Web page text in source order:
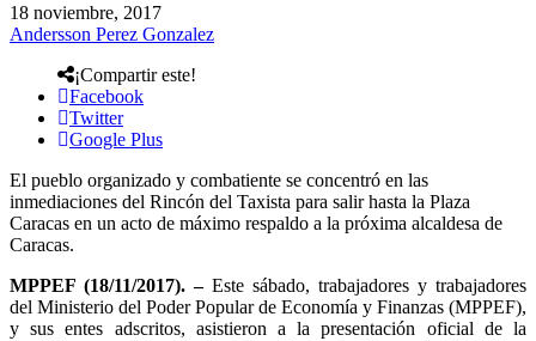
18 noviembre, 2017
Andersson Perez Gonzalez
¡Compartir este!
Facebook
Twitter
Google Plus
El pueblo organizado y combatiente se concentró en las
inmediaciones del Rincón del Taxista para salir hasta la Plaza
Caracas en un acto de máximo respaldo a la próxima alcaldesa de
Caracas.
MPPEF (18/11/2017). –Este sábado, trabajadores y trabajadores
del Ministerio del Poder Popular de Economía y Finanzas (MPPEF),
y sus entes adscritos, asistieron a la presentación oficial de la